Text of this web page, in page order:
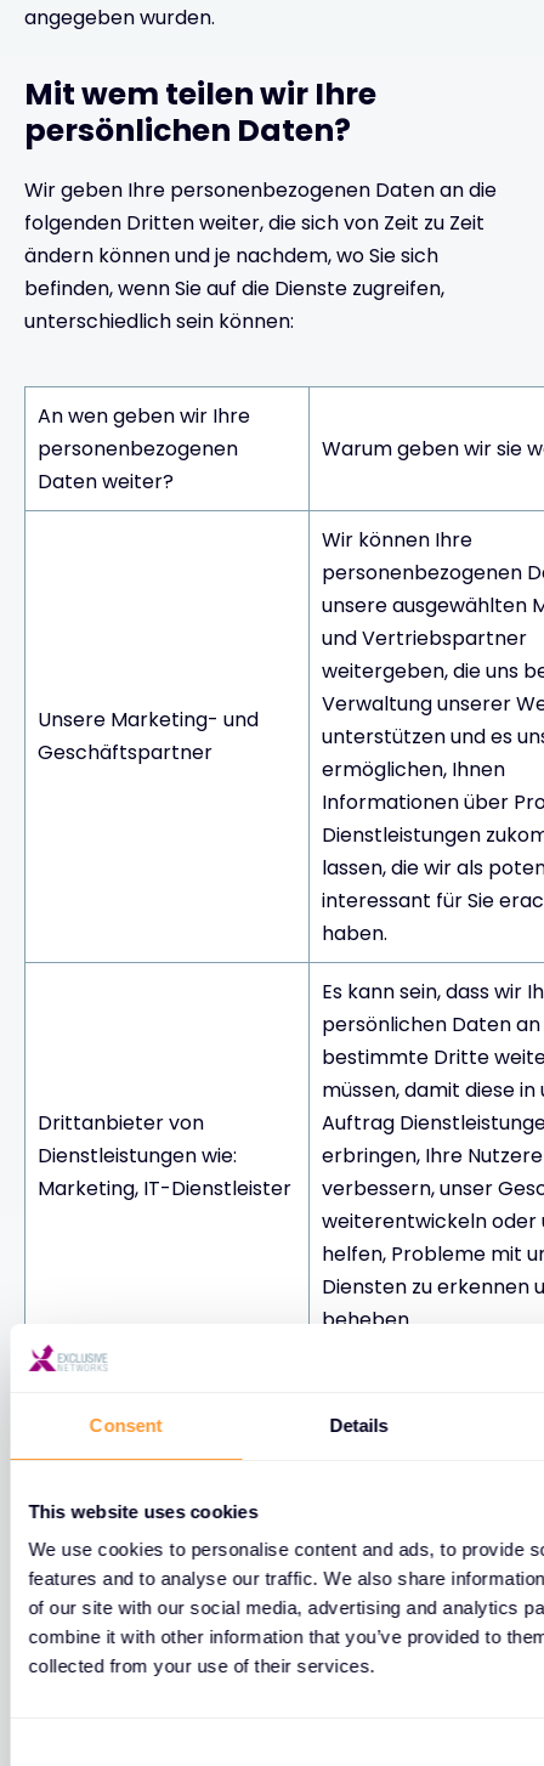
Consent Details
This website uses cookies
We use cookies to personalise content and ads, to provide
features and to analyse our traffic. We also share
of our site with our social media, advertising and analytics
combine it with other information that you’ve provided to
collected from your use of their services.
angegeben wurden.
Mit wem teilen wir Ihre
persönlichen Daten?
Wir geben Ihre personenbezogenen Daten an die
folgenden Dritten weiter, die sich von Zeit zu Zeit
ändern können und je nachdem, wo Sie sich
befinden, wenn Sie auf die Dienste zugreifen,
unterschiedlich sein können:
An wen geben wir Ihre
personenbezogenen
Daten weiter?
Warum geben wir sie
Unsere Marketing- und
Geschäftspartner
Wir können Ihre
personenbezogenen
unsere ausgewählten
und Vertriebspartner
weitergeben, die uns
Verwaltung unserer
unterstützen und es
ermöglichen, Ihnen
Informationen über
Dienstleistungen
lassen, die wir als
interessant für Sie
haben.
Drittanbieter von
Dienstleistungen wie:
Marketing, IT-Dienstleister
Es kann sein, dass wir
persönlichen Daten an
bestimmte Dritte
müssen, damit diese
Auftrag
erbringen, Ihre
verbessern, unser
weiterentwickeln oder
helfen, Probleme mit
Diensten zu erkennen
beheben.
Dritte, die Informationen
aus rechtlichen Gründen
notwendig ist, um das
einzuhalten. Wir
persönlichen Daten
weitergeben, wenn wir
Schutz oder zur